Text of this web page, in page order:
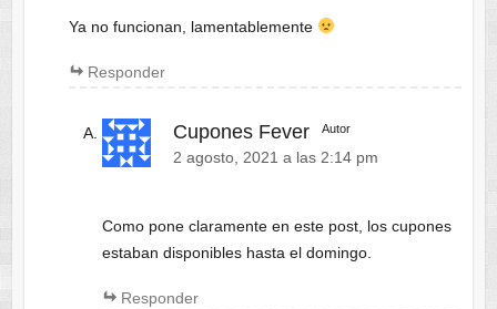
Ya no funcionan, lamentablemente
Responder
Cupones Fever Autor
2 agosto, 2021 a las 2:14 pm
Como pone claramente en este post, los cupones
estaban disponibles hasta el domingo.
Responder